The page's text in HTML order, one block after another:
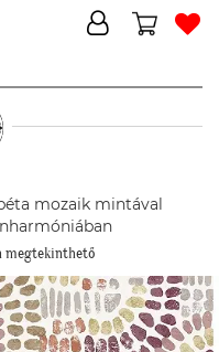
mozaik mintával
megtekinthető